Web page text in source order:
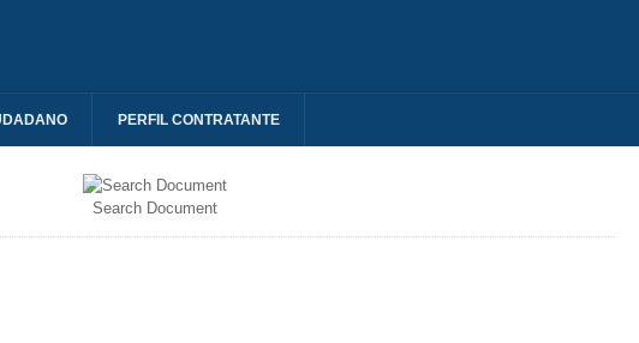
PERFIL CONTRATANTE
Search Document